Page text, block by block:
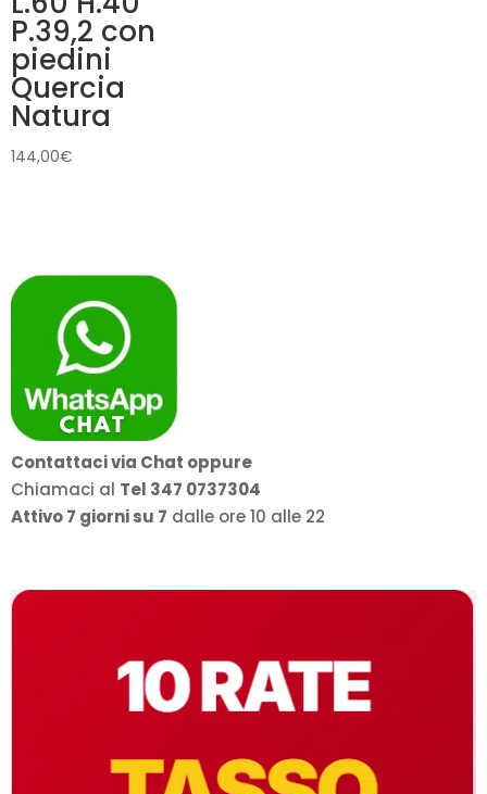
P.39,2 con
piedini
Quercia
Natura
144,00€
Contattaci via Chat oppure
Chiamaci al Tel 347 0737304
Attivo 7 giorni su 7 dalle ore 10 alle 22